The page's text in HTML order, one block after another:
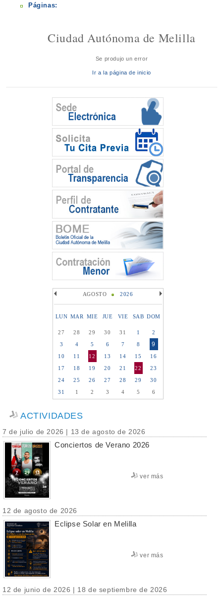
Páginas:
Ciudad Autónoma de Melilla
Se produjo un error
Ir a la página de inicio
AGOSTO 2026
LUN MAR MIE JUE VIE SAB DOM
27 28 29 30 31 1
2
3
4 5 6 7 8 9
10 11 12 13 14 15
16
17
18 19 20 21 22
23
24
25 26 27 28 29
30
31
1 2 3 4 5 6
ACTIVIDADES
7 de julio de 2026 | 13 de agosto de 2026
Conciertos de Verano 2026
ver más
12 de agosto de 2026
Eclipse Solar en Melilla
ver más
12 de junio de 2026 | 18 de septiembre de 2026